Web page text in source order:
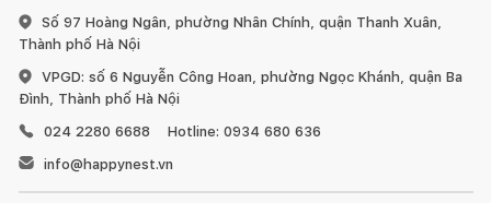
Số 97 Hoàng Ngân, phường Nhân Chính, quận Thanh Xuân,
Thành phố Hà Nội
VPGD: số 6 Nguyễn Công Hoan, phường Ngọc Khánh, quận Ba
Đình, Thành phố Hà Nội
024 2280 6688
Hotline: 0934 680 636
info@happynest.vn